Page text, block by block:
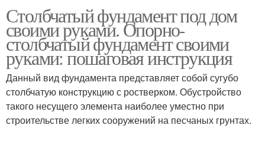
Столбчатый фундамент под дом
своими руками. Опорно-
столбчатый фундамент своими
руками: пошаговая инструкция
Данный вид фундамента представляет собой сугубо
столбчатую конструкцию с ростверком. Обустройство
такого несущего элемента наиболее уместно при
строительстве легких сооружений на песчаных грунтах.